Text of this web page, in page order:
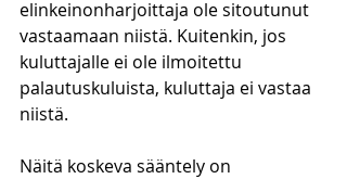
elinkeinonharjoittaja ole sitoutunut
vastaamaan niistä. Kuitenkin, jos
kuluttajalle ei ole ilmoitettu
palautuskuluista, kuluttaja ei vastaa
niistä.
Näitä koskeva sääntely on